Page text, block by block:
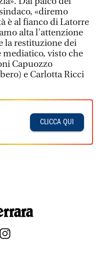
«diremo
è al fianco di Latorre
alta l'attenzione
la restituzione dei
mediatico, visto che
Capuozzo
e Carlotta Ricci
CLICCA QUI